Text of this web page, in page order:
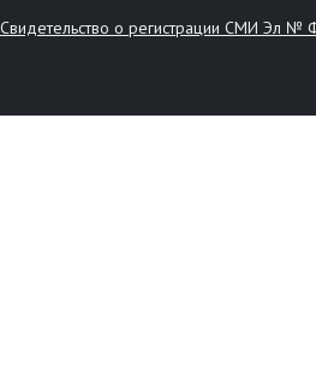
Свидетельство о регистрации СМИ Эл №